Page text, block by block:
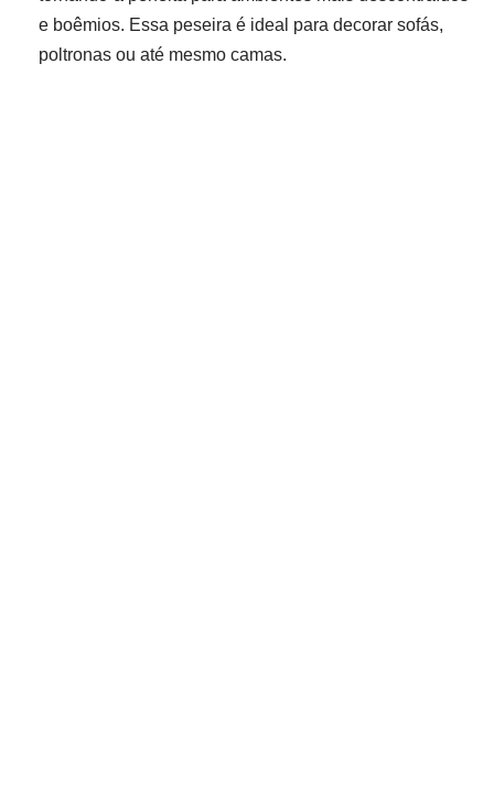
e boêmios. Essa peseira é ideal para decorar sofás,
poltronas ou até mesmo camas.